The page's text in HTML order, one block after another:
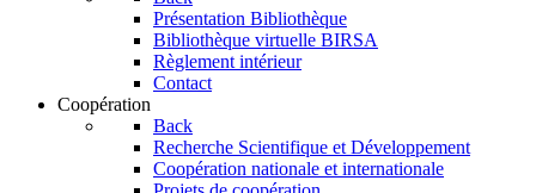
Présentation Bibliothèque
Bibliothèque virtuelle BIRSA
Règlement intérieur
Contact
Coopération
Back
Recherche Scientifique et Développement
Coopération nationale et internationale